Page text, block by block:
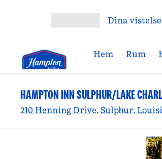
Dina
Hem Rum
HAMPTON INN SULPHUR/LAKE
210 Henning Drive, Sulphur,